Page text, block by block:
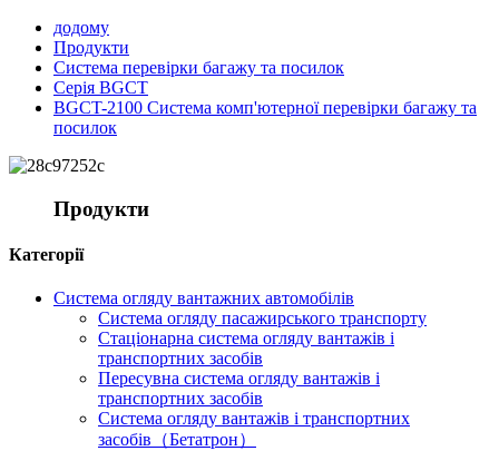
додому
Продукти
Система перевірки багажу та посилок
Серія BGCT
BGCT-2100 Система комп'ютерної перевірки багажу та
посилок
Продукти
Категорії
Система огляду вантажних автомобілів
Система огляду пасажирського транспорту
Стаціонарна система огляду вантажів і
транспортних засобів
Пересувна система огляду вантажів і
транспортних засобів
Система огляду вантажів і транспортних
засобів（Бетатрон）